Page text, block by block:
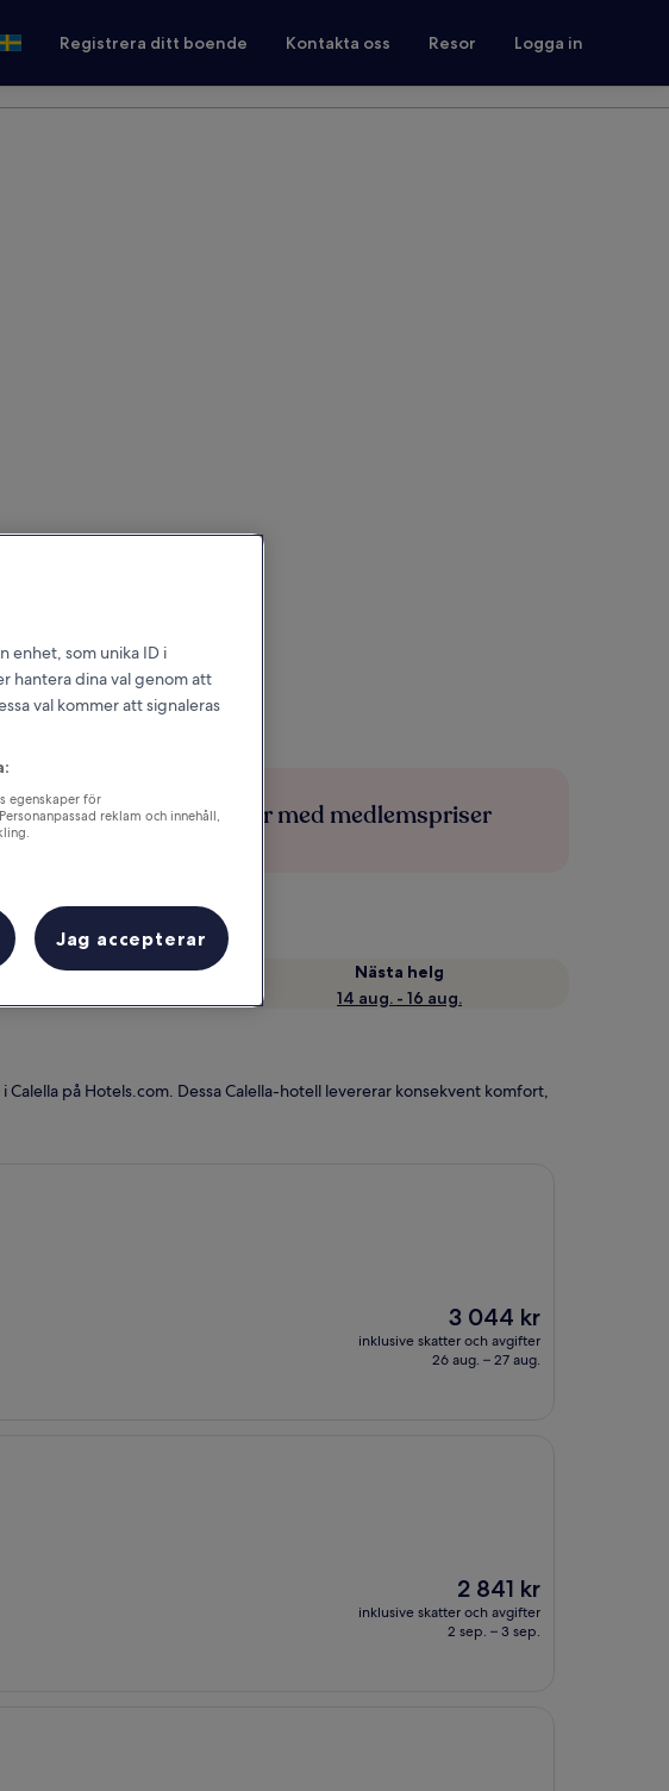
Registrera ditt boende Kontakta oss Resor Logga in
du bor Spara mer med medlemspriser
Till helgen
Nästa helg
14 aug. - 16 aug.
på Hotels.com. Dessa Calella-hotell levererar konsekvent komfort,
Priset
är
3 044 kr
3 044 kr
inklusive skatter och avgifter
26 aug. – 27 aug.
Priset
är
2 841 kr
2 841 kr
inklusive skatter och avgifter
2 sep. – 3 sep.
enhet, som unika ID i
hantera dina val genom att
val kommer att signaleras
egenskaper för
reklam och innehåll,
Jag accepterar